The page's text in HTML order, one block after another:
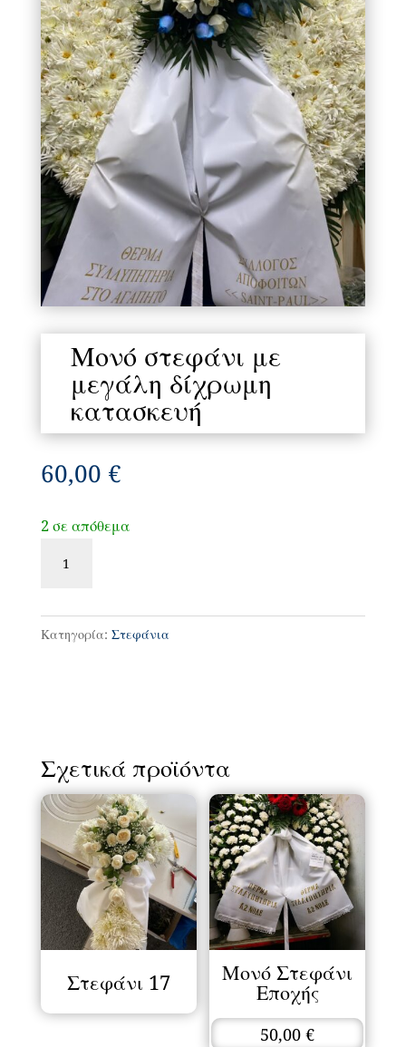
Μονό στεφάνι με
μεγάλη δίχρωμη
κατασκευή
60,00 €
2 σε απόθεμα
στεφάνι
μεγάλη
Κατηγορία: Στεφάνια
Σχετικά προϊόντα
Στεφάνι 17 Μονό Στεφάνι
Εποχής
50,00€